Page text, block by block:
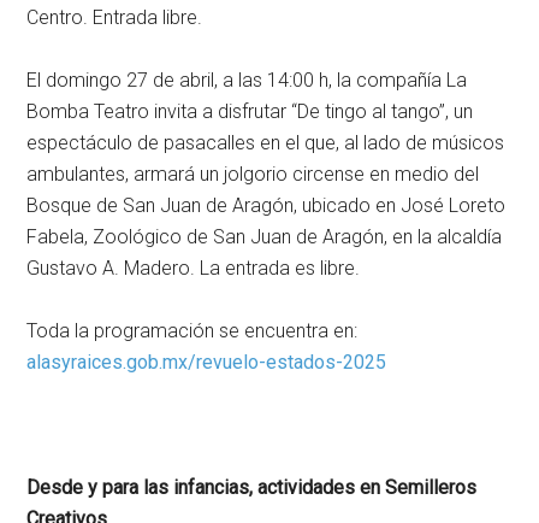
Centro. Entrada libre.
El domingo 27 de abril, a las 14:00 h, la compañía La
Bomba Teatro invita a disfrutar “De tingo al tango”, un
espectáculo de pasacalles en el que, al lado de músicos
ambulantes, armará un jolgorio circense en medio del
Bosque de San Juan de Aragón, ubicado en José Loreto
Fabela, Zoológico de San Juan de Aragón, en la alcaldía
Gustavo A. Madero. La entrada es libre.
Toda la programación se encuentra en:
alasyraices.gob.mx/revuelo-estados-2025
Desde y para las infancias, actividades en Semilleros